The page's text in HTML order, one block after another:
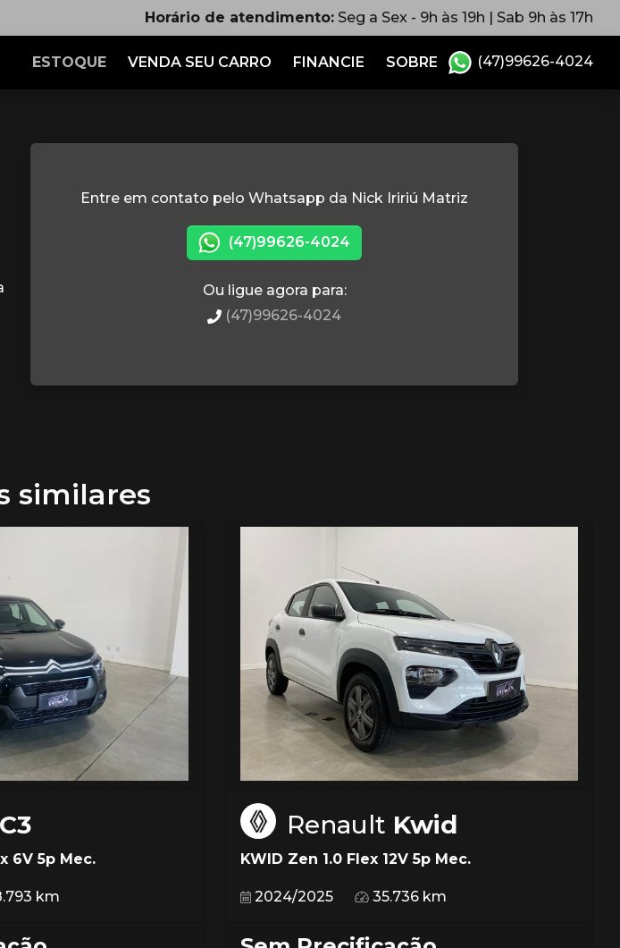
Horário de atendimento: Seg a Sex - 9h às 19h | Sab 9h às 17h
ESTOQUE VENDA SEU CARRO FINANCIE SOBRE (47)99626-4024
Entre em contato pelo Whatsapp da Nick Iririú Matriz
(47)99626-4024
Ou ligue agora para:
(47)99626-4024
similares
C3
6V 5p Mec.
km
Renault Kwid
KWID Zen 1.0 Flex 12V 5p Mec.
2024/2025 35.736 km